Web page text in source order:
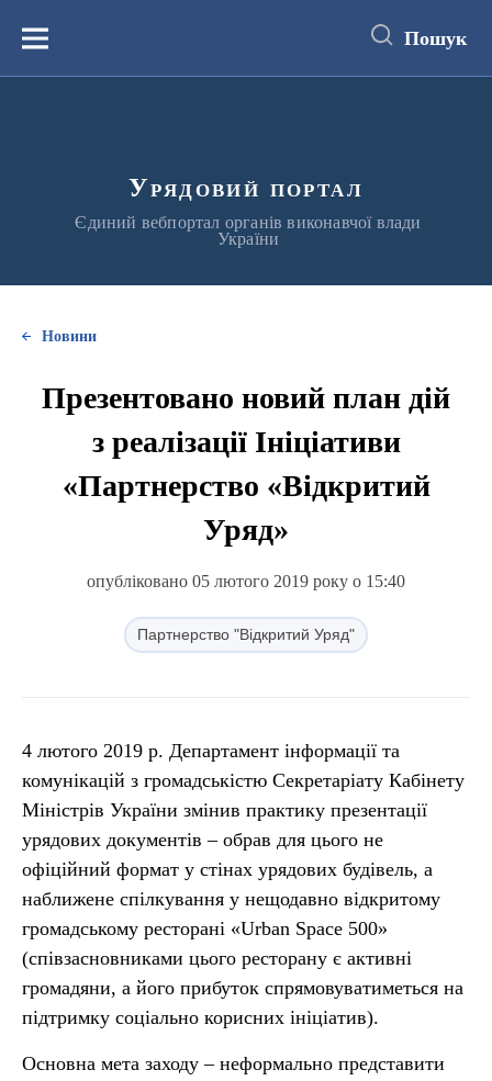
вмістуМеню Пошук
Урядовий портал
Єдиний вебпортал органів виконавчої влади
України
Новини
Презентовано новий план дій
з реалізації Ініціативи
«Партнерство «Відкритий
Уряд»
опубліковано 05 лютого 2019 року о 15:40
Партнерство "Відкритий Уряд"
4 лютого 2019 р. Департамент інформації та
комунікацій з громадськістю Секретаріату Кабінету
Міністрів України змінив практику презентації
урядових документів – обрав для цього не
офіційний формат у стінах урядових будівель, а
наближене спілкування у нещодавно відкритому
громадському ресторані «Urban Space 500»
(співзасновниками цього ресторану є активні
громадяни, а його прибуток спрямовуватиметься на
підтримку соціально корисних ініціатив).
Основна мета заходу – неформально представити